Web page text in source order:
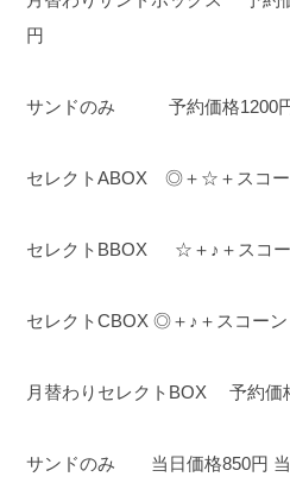
円
サンドのみ 予約価格1200
セレクトABOX ◎＋☆＋スコ
セレクトBBOX ☆＋♪＋スコ
セレクトCBOX ◎＋♪＋スコーン
月替わりセレクトBOX 予約価
サンドのみ 当日価格850円 当